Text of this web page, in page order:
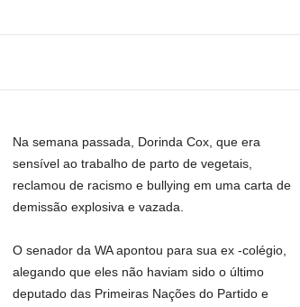
Na semana passada, Dorinda Cox, que era
sensível ao trabalho de parto de vegetais,
reclamou de racismo e bullying em uma carta de
demissão explosiva e vazada.
O senador da WA apontou para sua ex -colégio,
alegando que eles não haviam sido o último
deputado das Primeiras Nações do Partido e